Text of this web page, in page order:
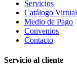
Servicios
Catálogo Virtual
Medio de Pago
Convenios
Contacto
Servicio al cliente